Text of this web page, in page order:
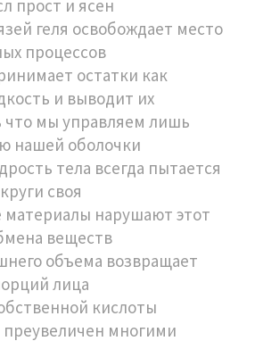
прост и ясен
геля освобождает место
процессов
остатки как
и выводит их
мы управляем лишь
нашей оболочки
тела всегда пытается
своя
материалы нарушают этот
веществ
объема возвращает
лица
кислоты
преувеличен многими